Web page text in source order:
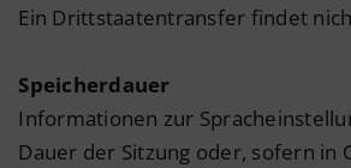
Ein Drittstaatentransfer findet
Speicherdauer
Informationen zur
Dauer der Sitzung oder, sofern in